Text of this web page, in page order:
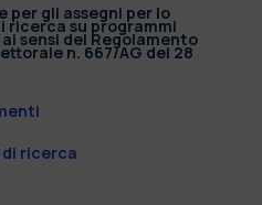
gli assegni per lo
ricerca su programmi
sensi del Regolamento
n. 667/AG del 28
ricerca